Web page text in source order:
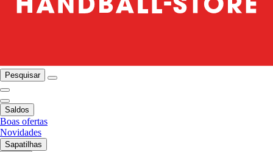
Pesquisar
Saldos
Boas ofertas
Novidades
Sapatilhas